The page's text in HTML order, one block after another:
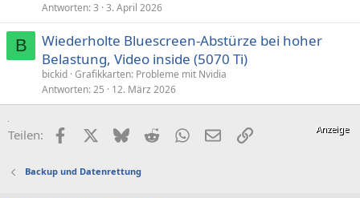
e
Antworten 3 3. April 2026
B
Wiederholte Bluescreen-Abstürze bei hoher
Belastung, Video inside (5070 Ti)
bickid Grafikkarten: Probleme mit Nvidia
Antworten 25 12. März 2026
Teilen: FacebookX (Twitter)
BlueskyRedditWhatsApp
E-MailLink
Backup und Datenrettung